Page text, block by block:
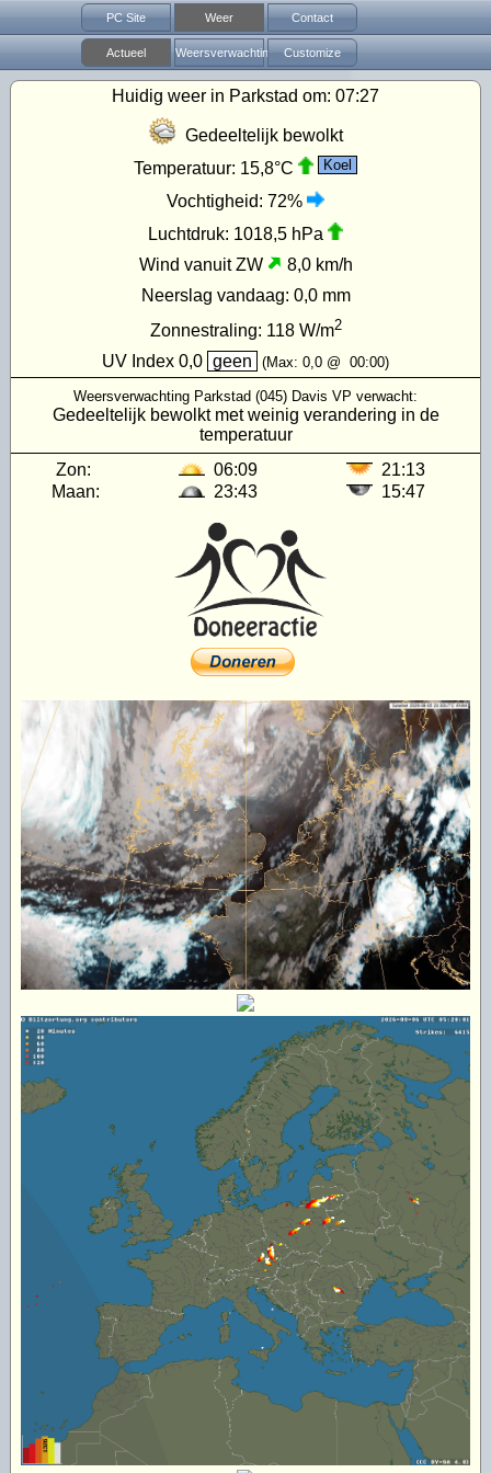
PC Site Weer Contact
Actueel Weersverwachting Customize
Huidig weer in Parkstad om: 07:27
Gedeeltelijk bewolkt
Temperatuur: 15,8°C Koel
Vochtigheid: 72%
Luchtdruk: 1018,5 hPa
Wind vanuit ZW
8,0 km/h
Neerslag vandaag: 0,0 mm
Zonnestraling: 118W/m2
UV Index 0,0 geen (Max: 0,0 @ 00:00)
Weersverwachting Parkstad (045) Davis VP verwacht:
Gedeeltelijk bewolkt met weinig verandering in de
temperatuur
Zon:
06:09
21:13
Maan:
23:43 15:47